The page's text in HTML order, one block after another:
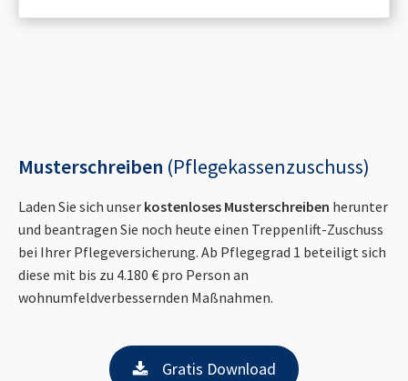
Musterschreiben (Pflegekassenzuschuss)
Laden Sie sich unser kostenloses Musterschreiben herunter
und beantragen Sie noch heute einen Treppenlift-Zuschuss
bei Ihrer Pflegeversicherung. Ab Pflegegrad 1 beteiligt sich
diese mit bis zu 4.180 € pro Person an
wohnumfeldverbessernden Maßnahmen.
Gratis Download